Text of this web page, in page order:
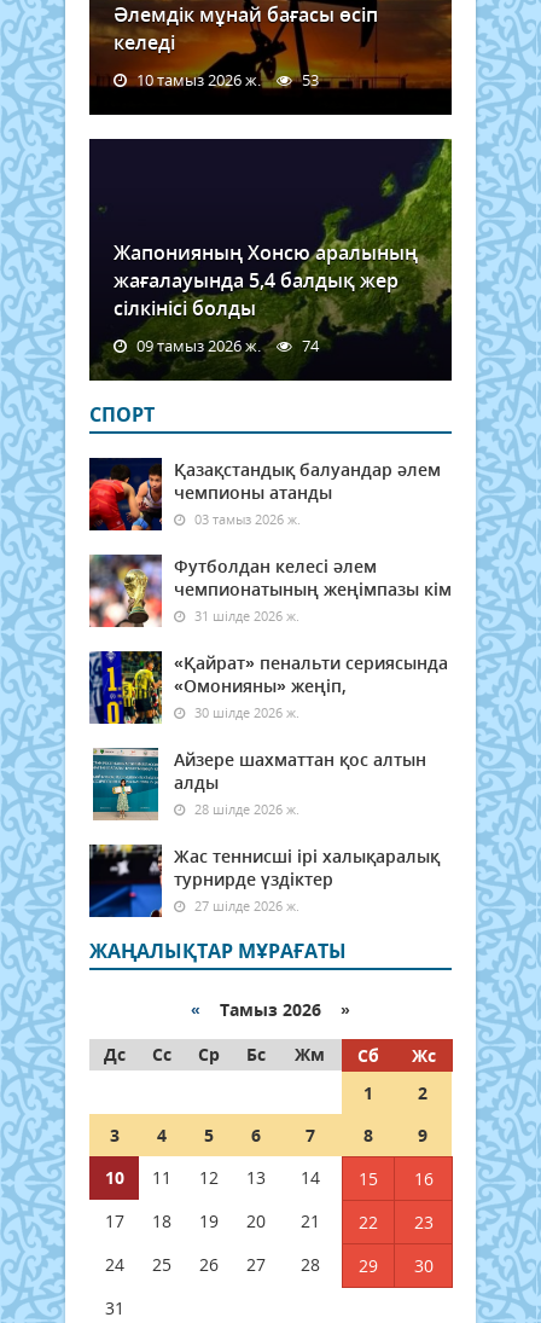
Әлемдік мұнай бағасы өсіп
келеді
10 тамыз 2026 ж. 53
Жапонияның Хонсю аралының
жағалауында 5,4 балдық жер
сілкінісі болды
09 тамыз 2026 ж. 74
СПОРТ
Қазақстандық балуандар әлем
чемпионы атанды
03 тамыз 2026 ж.
Футболдан келесі әлем
чемпионатының жеңімпазы кім
31 шілде 2026 ж.
«Қайрат» пенальти сериясында
«Омонияны» жеңіп,
30 шілде 2026 ж.
Айзере шахматтан қос алтын
алды
28 шілде 2026 ж.
Жас теннисші ірі халықаралық
турнирде үздіктер
27 шілде 2026 ж.
ЖАҢАЛЫҚТАР МҰРАҒАТЫ
« Тамыз 2026 »
Дс
Сс Ср Бс Жм Сб
Жс
1
2
3
4 5 6 7 8
9
10
11 12 13 14 15
16
17
18 19 20 21 22
23
24
25 26 27 28 29
30
31